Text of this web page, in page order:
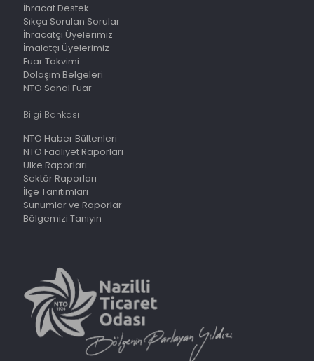
İhracat Destek
Sıkça Sorulan Sorular
İhracatçı Üyelerimiz
İmalatçı Üyelerimiz
Fuar Takvimi
Dolaşım Belgeleri
NTO Sanal Fuar
Bilgi Bankası
NTO Haber Bültenleri
NTO Faaliyet Raporları
Ülke Raporları
Sektör Raporları
İlçe Tanıtımları
Sunumlar ve Raporlar
Bölgemizi Tanıyın